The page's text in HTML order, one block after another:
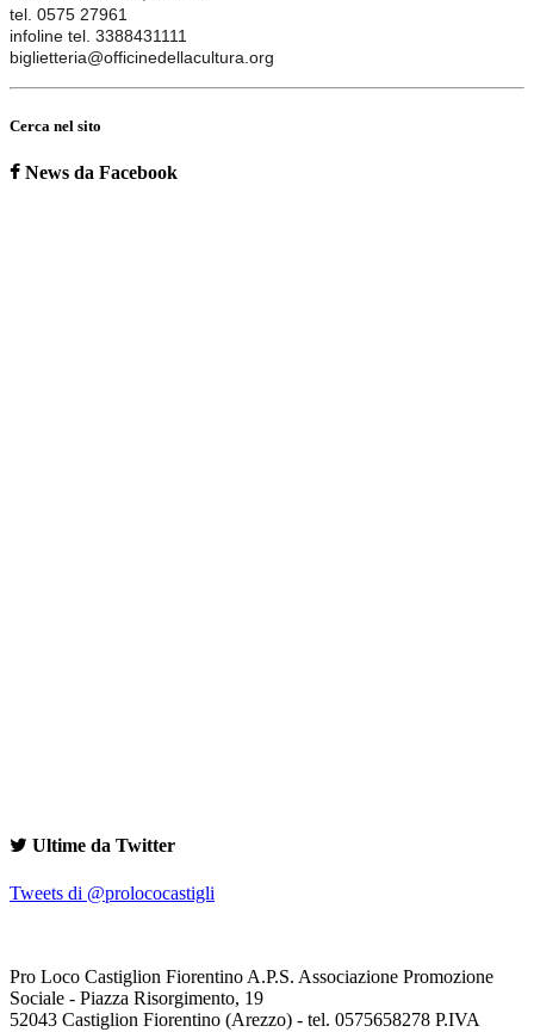
tel. 0575 27961
infoline tel. 3388431111
biglietteria@officinedellacultura.org
Cerca nel sito
News da Facebook
Ultime da Twitter
Tweets di @prolococastigli
Pro Loco Castiglion Fiorentino A.P.S. Associazione Promozione
Sociale - Piazza Risorgimento, 19
52043 Castiglion Fiorentino (Arezzo) - tel. 0575658278 P.IVA